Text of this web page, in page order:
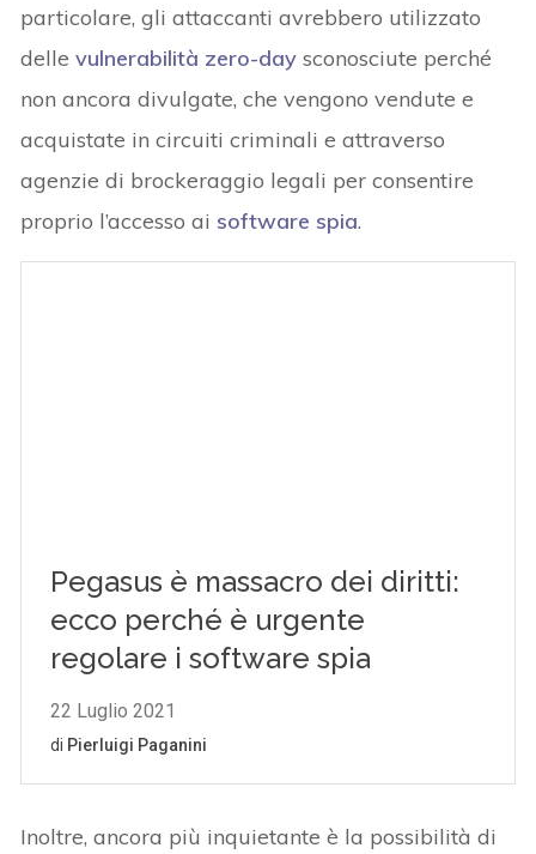
particolare, gli attaccanti avrebbero utilizzato
dellevulnerabilità zero-day sconosciute perché
non ancora divulgate, che vengono vendute e
acquistate in circuiti criminali e attraverso
agenzie di brockeraggio legali per consentire
proprio l’accesso ai software spia.
Inoltre, ancora più inquietante è la possibilità di